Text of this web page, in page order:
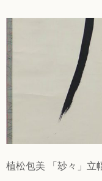
植松包美 「玅々」立